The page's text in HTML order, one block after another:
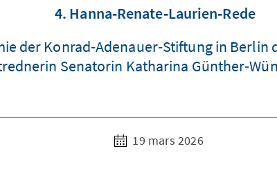
4. Hanna‑Renate‑Laurien‑Rede
der Konrad‑Adenauer‑Stiftung in Berlin
Senatorin Katharina
19 mars 2026